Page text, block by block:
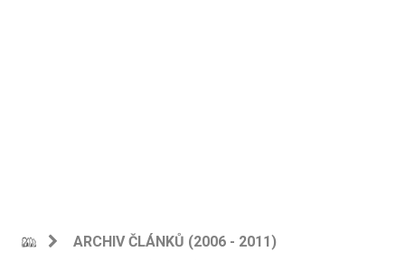
ARCHIV ČLÁNKŮ (2006 - 2011)